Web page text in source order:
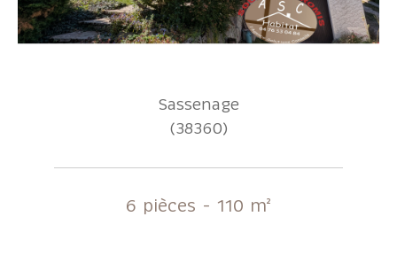
Sassenage
(38360)
6 pièces - 110 m²